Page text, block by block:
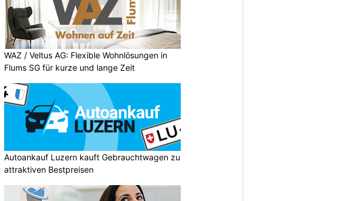
WAZ / Veltus AG: Flexible Wohnlösungen in
Flums SG für kurze und lange Zeit
Autoankauf Luzern kauft Gebrauchtwagen zu
attraktiven Bestpreisen